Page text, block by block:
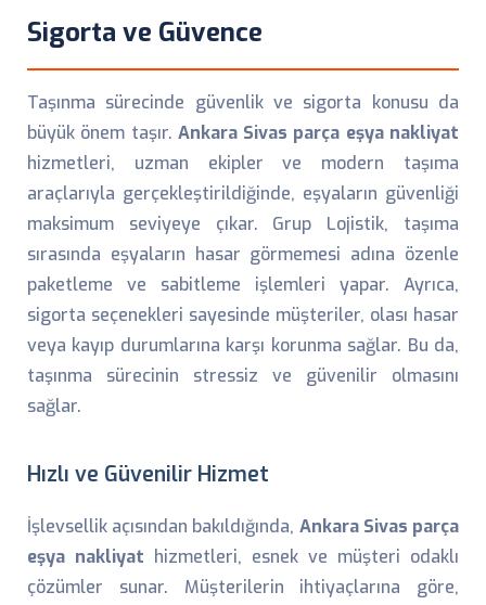
Sigorta ve Güvence
Taşınma sürecinde güvenlik ve sigorta konusu da
büyük önem taşır. Ankara Sivas parça eşya nakliyat
hizmetleri, uzman ekipler ve modern taşıma
araçlarıyla gerçekleştirildiğinde, eşyaların güvenliği
maksimum seviyeye çıkar. Grup Lojistik, taşıma
sırasında eşyaların hasar görmemesi adına özenle
paketleme ve sabitleme işlemleri yapar. Ayrıca,
sigorta seçenekleri sayesinde müşteriler, olası hasar
veya kayıp durumlarına karşı korunma sağlar. Bu da,
taşınma sürecinin stressiz ve güvenilir olmasını
sağlar.
Hızlı ve Güvenilir Hizmet
İşlevsellik açısından bakıldığında, Ankara Sivas parça
eşya nakliyat hizmetleri, esnek ve müşteri odaklı
çözümler sunar. Müşterilerin ihtiyaçlarına göre,